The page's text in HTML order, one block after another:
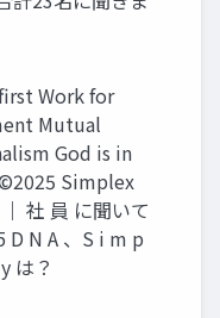
Work for
Mutual
God is in
Simplex
社 員 に聞いて
D N A 、S i m p
は？